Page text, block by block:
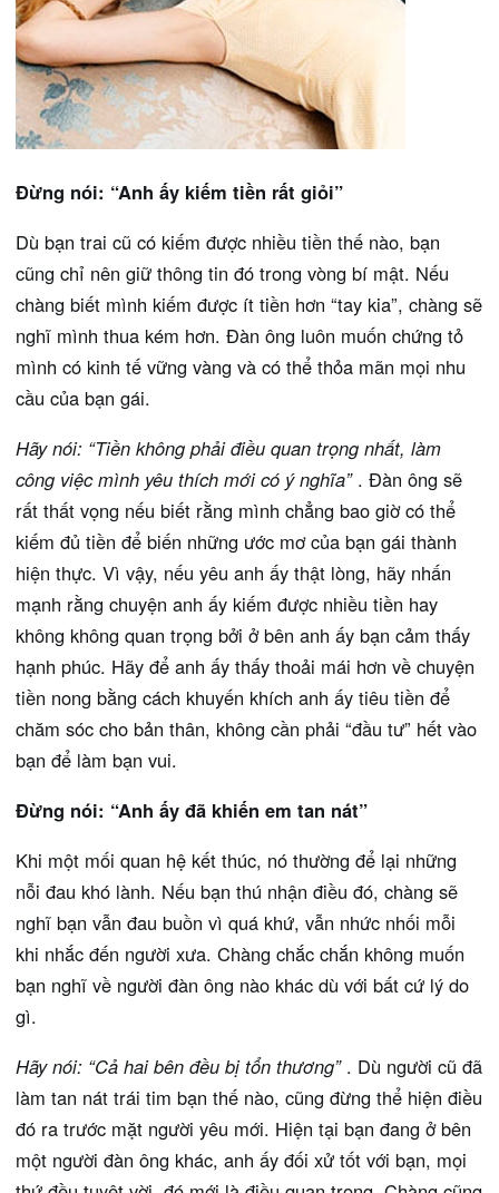
Đừng nói: “Anh ấy kiếm tiền rất giỏi”
Dù bạn trai cũ có kiếm được nhiều tiền thế nào, bạn
cũng chỉ nên giữ thông tin đó trong vòng bí mật. Nếu
chàng biết mình kiếm được ít tiền hơn “tay kia”, chàng sẽ
nghĩ mình thua kém hơn. Đàn ông luôn muốn chứng tỏ
mình có kinh tế vững vàng và có thể thỏa mãn mọi nhu
cầu của bạn gái.
Hãy nói: “Tiền không phải điều quan trọng nhất, làm
công việc mình yêu thích mới có ý nghĩa”. Đàn ông sẽ
rất thất vọng nếu biết rằng mình chẳng bao giờ có thể
kiếm đủ tiền để biến những ước mơ của bạn gái thành
hiện thực. Vì vậy, nếu yêu anh ấy thật lòng, hãy nhấn
mạnh rằng chuyện anh ấy kiếm được nhiều tiền hay
không không quan trọng bởi ở bên anh ấy bạn cảm thấy
hạnh phúc. Hãy để anh ấy thấy thoải mái hơn về chuyện
tiền nong bằng cách khuyến khích anh ấy tiêu tiền để
chăm sóc cho bản thân, không cần phải “đầu tư” hết vào
bạn để làm bạn vui.
Đừng nói: “Anh ấy đã khiến em tan nát”
Khi một mối quan hệ kết thúc, nó thường để lại những
nỗi đau khó lành. Nếu bạn thú nhận điều đó, chàng sẽ
nghĩ bạn vẫn đau buồn vì quá khứ, vẫn nhức nhối mỗi
khi nhắc đến người xưa. Chàng chắc chắn không muốn
bạn nghĩ về người đàn ông nào khác dù với bất cứ lý do
gì.
Hãy nói: “Cả hai bên đều bị tổn thương”. Dù người cũ đã
làm tan nát trái tim bạn thế nào, cũng đừng thể hiện điều
đó ra trước mặt người yêu mới. Hiện tại bạn đang ở bên
một người đàn ông khác, anh ấy đối xử tốt với bạn, mọi